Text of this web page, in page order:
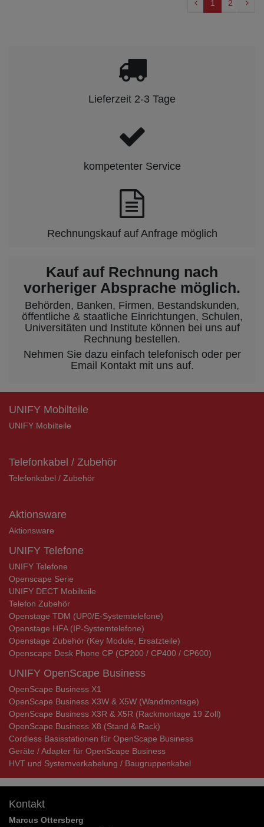
1 2
Lieferzeit 2-3 Tage
kompetenter Service
Rechnungskauf auf Anfrage möglich
Kauf auf Rechnung nach
vorheriger Absprache möglich.
Behörden, Banken, Firmen, Bestandskunden,
öffentliche & staatliche Einrichtungen, Schulen,
Universitäten und Institute können bei uns auf
Rechnung bestellen.
Nehmen Sie dazu einfach telefonisch oder per
Email Kontakt mit uns auf.
UNIFY Mobilteile
UNIFY Mobilteile
Telefonkabel / Zubehör
Telefonkabel / Zubehör
Aktionsware
Aktionsware
UNIFY Telefone
UNIFY Telefone
Openscape Serie
UNIFY DECT Mobilteile
Telefon Zubehör
Openstage TDM (UP0/E-Systemtelefone)
Openstage HFA (IP-Systemtelefone)
Openstage Zubehör (Key Module, Ersatzteile)
Openscape Desk Phone CP (CP200 / CP400 / CP600)
UNIFY OpenScape Business
OpenScape Business X1
OpenScape Business X3W & X5W (Wandmontage)
OpenScape Business X3R & X5R (Rackmontage 19 Zoll)
OpenScape Business X8 (Stand & Rack)
Cordless Basisstationen für OpenScape Business
Geräte / Adapter für OpenScape Business
HVT und Systemverkabelung / Baugruppenkabel
Kontakt
Marcus Ottersberg